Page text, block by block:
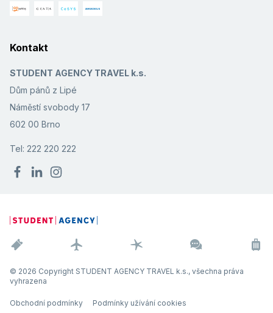
Kontakt
STUDENT AGENCY TRAVEL k.s.
Dům pánů z Lipé
Náměstí svobody 17
602 00 Brno
Tel: 222 220 222
© 2026 Copyright STUDENT AGENCY TRAVEL k.s., všechna práva
vyhrazena
Obchodní podmínky Podmínky užívání cookies